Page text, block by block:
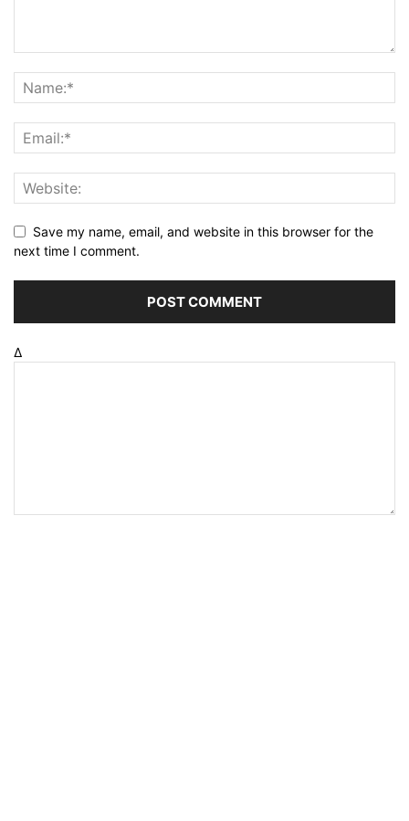
Save my name, email, and website in this browser for the
next time I comment.
Δ